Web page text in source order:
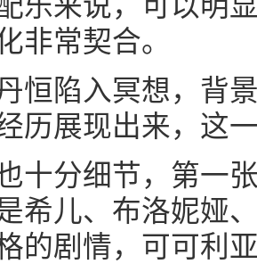
非常契合。
恒陷入冥想，背
历展现出来，这
十分细节，第一
希儿、布洛妮娅
的剧情，可可利